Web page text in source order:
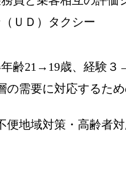
ＵＤ）タクシー
年齢21→19歳、経験
の需要に対応するた
便地域対策・高齢者